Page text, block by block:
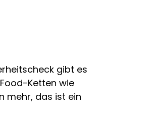
gibt es
Ketten wie
mehr, das ist ein